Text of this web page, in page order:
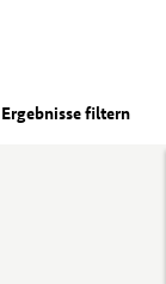
Ergebnisse filtern